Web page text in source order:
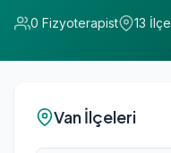
0 Fizyoterapist 13 İlçe
Van İlçeleri